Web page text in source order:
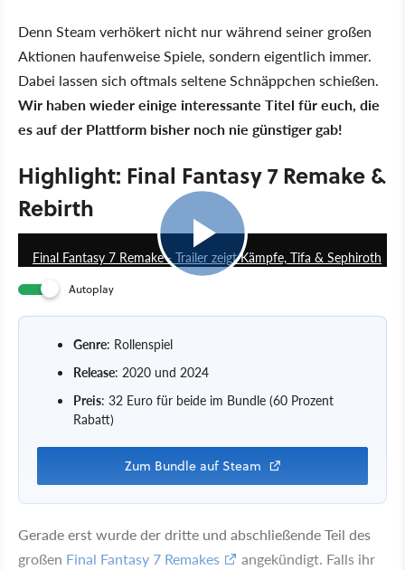
Denn Steam verhökert nicht nur während seiner großen
Aktionen haufenweise Spiele, sondern eigentlich immer.
Dabei lassen sich oftmals seltene Schnäppchen schießen.
Wir haben wieder einige interessante Titel für euch, die
es auf der Plattform bisher noch nie günstiger gab!
Highlight: Final Fantasy 7 Remake &
Rebirth
Final Fantasy 7 Remake - Trailer zeigt Kämpfe, Tifa & Sephiroth
Autoplay
Genre: Rollenspiel
Release: 2020 und 2024
Preis: 32 Euro für beide im Bundle (60 Prozent
Rabatt)
Zum Bundle auf Steam
Gerade erst wurde der dritte und abschließende Teil des
großen Final Fantasy 7 Remakes
angekündigt. Falls ihr